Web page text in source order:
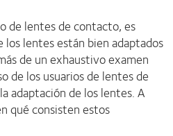
de lentes de contacto, es
lentes están bien adaptados
de un exhaustivo examen
de los usuarios de lentes de
adaptación de los lentes. A
qué consisten estos